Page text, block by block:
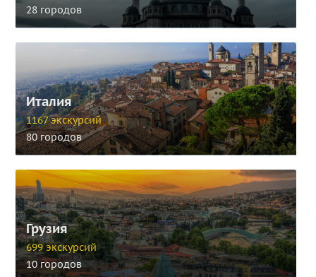
28 городов
Италия
1167 экскурсий
80 городов
Грузия
699 экскурсий
10 городов